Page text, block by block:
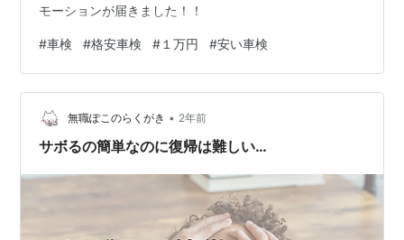
モーションが届きました！！
#車検 #格安車検 # １万円 #安い車検
無職ぽこのらくがき • 2年前
サボるの簡単なのに復帰は難しい…